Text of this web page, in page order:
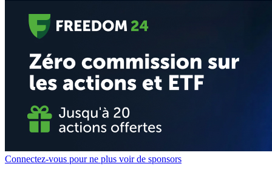
Connectez-vous pour ne plus voir de sponsors